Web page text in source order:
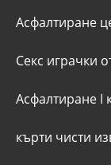
Асфалтиране
Секс играчки
Асфалтиране I
кърти чисти